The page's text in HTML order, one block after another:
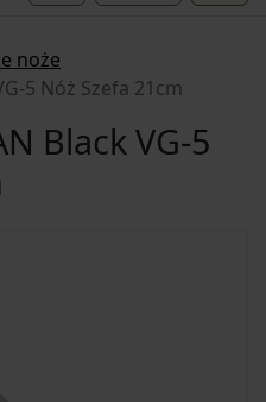
noże
5 Nóż Szefa 21cm
Black VG-5